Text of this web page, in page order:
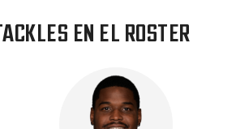
EN EL ROSTER